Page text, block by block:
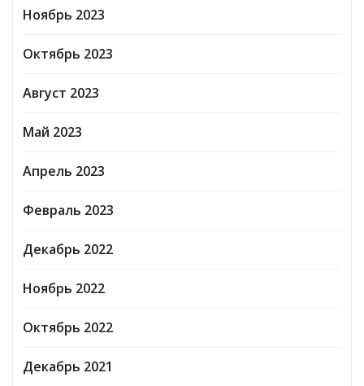
Ноябрь 2023
Октябрь 2023
Август 2023
Май 2023
Апрель 2023
Февраль 2023
Декабрь 2022
Ноябрь 2022
Октябрь 2022
Декабрь 2021